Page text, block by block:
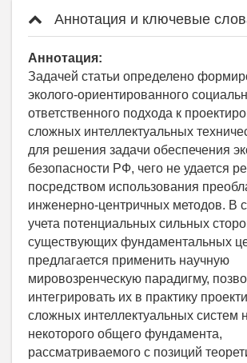
Аннотация и ключевые
Аннотация:
Задачей статьи определено
эколого-ориентированного
ответственного подхода к
сложных интеллектуальных
для решения задачи обеспечения
безопасности РФ, чего не удается
посредством использования
инженерно-центричных методов. В
учета потенциальных сильных
существующих фундаментальных
предлагается применить научную
мировозренческую парадигму,
интегрировать их в практику
сложных интеллектуальных систем
некоторого общего фундамента,
рассматриваемого с позиций